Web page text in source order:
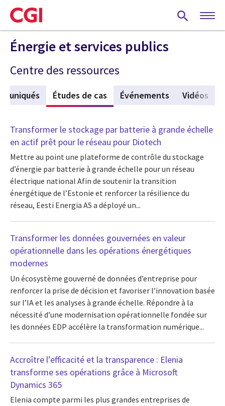
Skip
to
main
content
Énergie et services publics
Centre des ressources
Études de cas (active tab)
Événements Vidéos
Transformer le stockage par batterie à grande échelle
en actif prêt pour le réseau pour Diotech
Mettre au point une plateforme de contrôle du stockage
d’énergie par batterie à grande échelle pour un réseau
électrique national Afin de soutenir la transition
énergétique de l’Estonie et renforcer la résilience du
réseau, Eesti Energia AS a déployé un...
Transformer les données gouvernées en valeur
opérationnelle dans les opérations énergétiques
modernes
Un écosystème gouverné de données d’entreprise pour
renforcer la prise de décision et favoriser l’innovation basée
sur l’IA et les analyses à grande échelle. Répondre à la
nécessité d’une modernisation opérationnelle fondée sur
les données EDP accélère la transformation numérique...
Accroître l’efficacité et la transparence : Elenia
transforme ses opérations grâce à Microsoft
Dynamics 365
Elenia compte parmi les plus grandes entreprises de